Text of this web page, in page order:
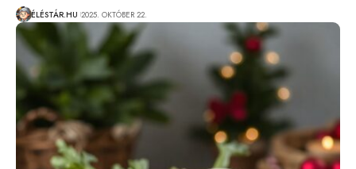
ÉLÉSTÁR.HU 2025. OKTÓBER 22.